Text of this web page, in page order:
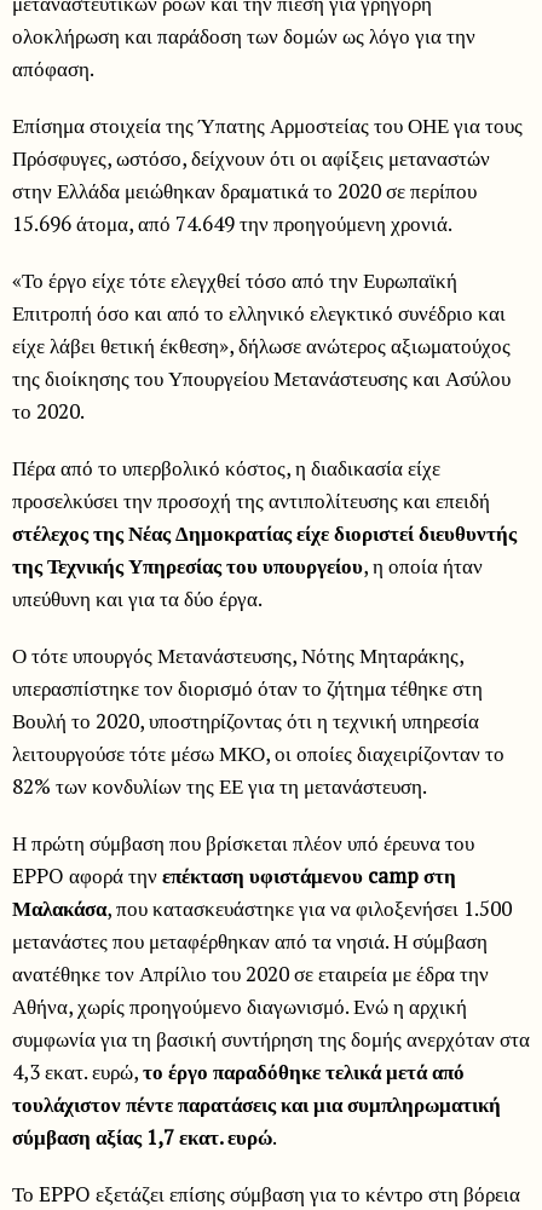
ολοκλήρωση και παράδοση των δομών ως λόγο για την
απόφαση.
Επίσημα στοιχεία της Ύπατης Αρμοστείας του ΟΗΕ για τους
Πρόσφυγες, ωστόσο, δείχνουν ότι οι αφίξεις μεταναστών
στην Ελλάδα μειώθηκαν δραματικά το 2020 σε περίπου
15.696 άτομα, από 74.649 την προηγούμενη χρονιά.
«Το έργο είχε τότε ελεγχθεί τόσο από την Ευρωπαϊκή
Επιτροπή όσο και από το ελληνικό ελεγκτικό συνέδριο και
είχε λάβει θετική έκθεση», δήλωσε ανώτερος αξιωματούχος
της διοίκησης του Υπουργείου Μετανάστευσης και Ασύλου
το 2020.
Πέρα από το υπερβολικό κόστος, η διαδικασία είχε
προσελκύσει την προσοχή της αντιπολίτευσης και επειδή
στέλεχος της Νέας Δημοκρατίας είχε διοριστεί διευθυντής
της Τεχνικής Υπηρεσίας του υπουργείου, η οποία ήταν
υπεύθυνη και για τα δύο έργα.
Ο τότε υπουργός Μετανάστευσης, Νότης Μηταράκης,
υπερασπίστηκε τον διορισμό όταν το ζήτημα τέθηκε στη
Βουλή το 2020, υποστηρίζοντας ότι η τεχνική υπηρεσία
λειτουργούσε τότε μέσω ΜΚΟ, οι οποίες διαχειρίζονταν το
82% των κονδυλίων της ΕΕ για τη μετανάστευση.
Η πρώτη σύμβαση που βρίσκεται πλέον υπό έρευνα του
EPPO αφορά τηνεπέκταση υφιστάμενου camp στη
Μαλακάσα, που κατασκευάστηκε για να φιλοξενήσει 1.500
μετανάστες που μεταφέρθηκαν από τα νησιά. Η σύμβαση
ανατέθηκε τον Απρίλιο του 2020 σε εταιρεία με έδρα την
Αθήνα, χωρίς προηγούμενο διαγωνισμό. Ενώ η αρχική
συμφωνία για τη βασική συντήρηση της δομής ανερχόταν στα
4,3 εκατ. ευρώ,το έργο παραδόθηκε τελικά μετά από
τουλάχιστον πέντε παρατάσεις και μια συμπληρωματική
σύμβαση αξίας 1,7 εκατ. ευρώ.
Το EPPO εξετάζει επίσης σύμβαση για το κέντρο στη βόρεια